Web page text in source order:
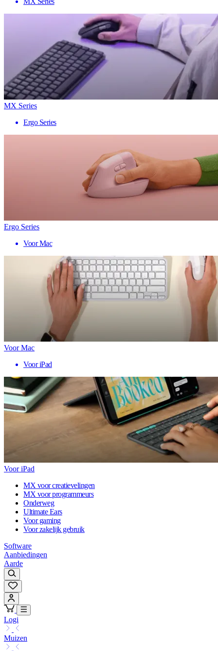
MX Series
Ergo Series
Ergo Series
Voor Mac
Voor Mac
Voor iPad
Voor iPad
MX voor creatievelingen
MX voor programmeurs
Onderweg
Ultimate Ears
Voor gaming
Voor zakelijk gebruik
Software
Aanbiedingen
Aarde
Logi
Muizen